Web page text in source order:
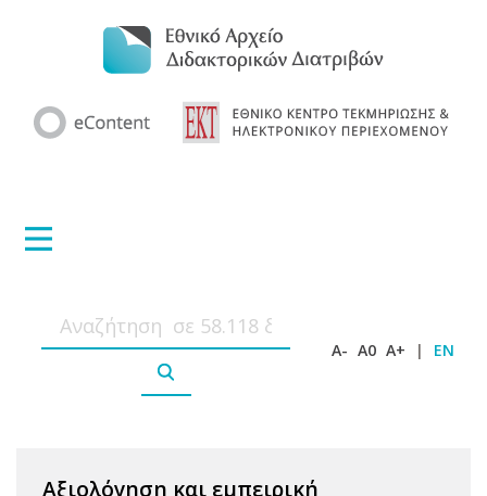
A- A0 A+ | EN
Αξιολόγηση και εμπειρική